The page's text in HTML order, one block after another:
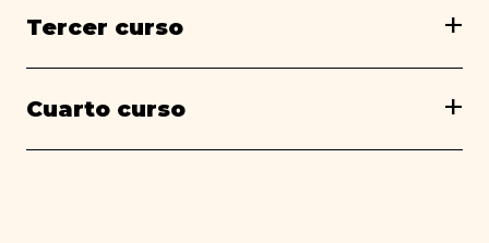
Tercer curso
Cuarto curso